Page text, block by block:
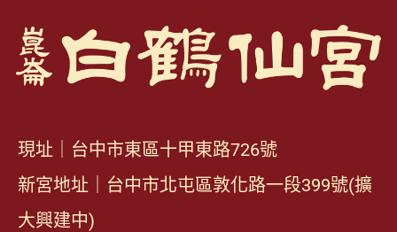
現址｜台中市東區十甲東路726號
新宮地址｜台中市北屯區敦化路一段399號(擴
大興建中)